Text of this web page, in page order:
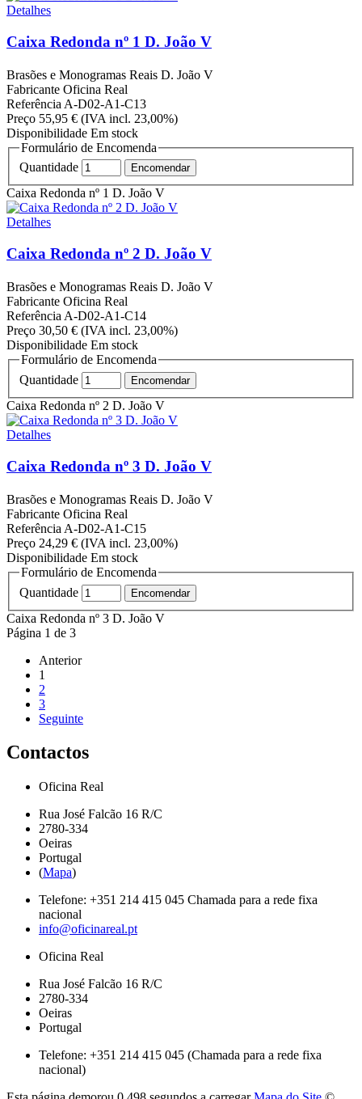
Detalhes
Caixa Redonda nº 1 D. João V
Brasões e Monogramas Reais D. João V
Fabricante Oficina Real
Referência A-D02-A1-C13
Preço 55,95 € (IVA incl. 23,00%)
Disponibilidade Em stock
Formulário de Encomenda
Quantidade
Caixa Redonda nº 1 D. João V
Detalhes
Caixa Redonda nº 2 D. João V
Brasões e Monogramas Reais D. João V
Fabricante Oficina Real
Referência A-D02-A1-C14
Preço 30,50 € (IVA incl. 23,00%)
Disponibilidade Em stock
Formulário de Encomenda
Quantidade
Caixa Redonda nº 2 D. João V
Detalhes
Caixa Redonda nº 3 D. João V
Brasões e Monogramas Reais D. João V
Fabricante Oficina Real
Referência A-D02-A1-C15
Preço 24,29 € (IVA incl. 23,00%)
Disponibilidade Em stock
Formulário de Encomenda
Quantidade
Caixa Redonda nº 3 D. João V
Página 1 de 3
Anterior
1
2
3
Seguinte
Contactos
Oficina Real
Rua José Falcão 16 R/C
2780-334
Oeiras
Portugal
(Mapa)
Telefone: +351 214 415 045 Chamada para a rede fixa
nacional
info@oficinareal.pt
Oficina Real
Rua José Falcão 16 R/C
2780-334
Oeiras
Portugal
Telefone: +351 214 415 045 (Chamada para a rede fixa
nacional)